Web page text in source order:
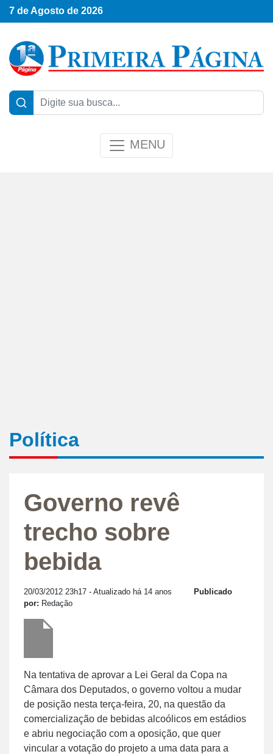
7 de Agosto de 2026
MENU
Política
Governo revê
trecho sobre
bebida
20/03/2012 23h17 - Atualizado há 14 anos
Publicado
por: Redação
Na tentativa de aprovar a Lei Geral da Copa na
Câmara dos Deputados, o governo voltou a mudar
de posição nesta terça-feira, 20, na questão da
comercialização de bebidas alcoólicos em estádios
e abriu negociação com a oposição, que quer
vincular a votação do projeto a uma data para a